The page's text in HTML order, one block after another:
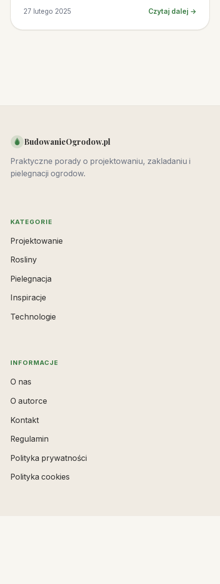
27 lutego 2025 Czytaj dalej →
BudowanieOgrodow.pl
Praktyczne porady o projektowaniu, zakladaniu i
pielegnacji ogrodow.
KATEGORIE
Projektowanie
Rosliny
Pielegnacja
Inspiracje
Technologie
INFORMACJE
O nas
O autorce
Kontakt
Regulamin
Polityka prywatności
Polityka cookies